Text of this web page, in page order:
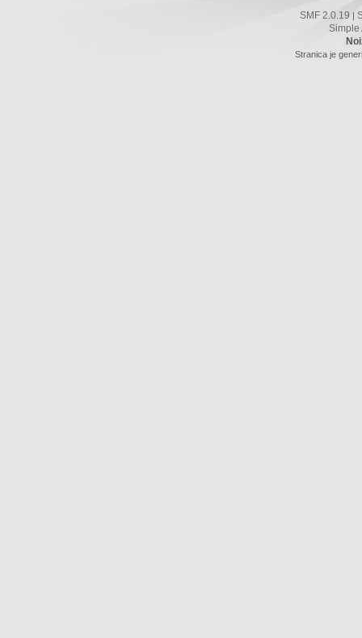
SMF 2.0.19
Simple
Stranica je